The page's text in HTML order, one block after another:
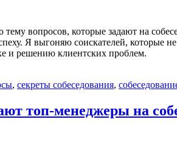
вопросов, которые задают на
Я выгоняю соискателей,
и решению клиентских проблем.
, секреты собеседования,
топ-менеджеры на